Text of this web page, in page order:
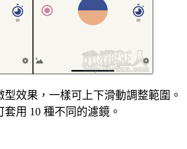
效果，一樣可上下滑動調整範圍。
用 10 種不同的濾鏡。